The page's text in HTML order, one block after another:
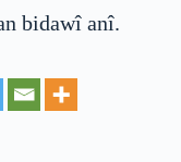
bidawî anî.